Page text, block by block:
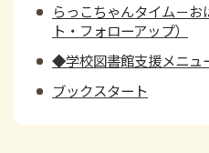
らっこちゃんタイム－
ト・フォローアップ）
◆学校図書館支援メニュ
ブックスタート